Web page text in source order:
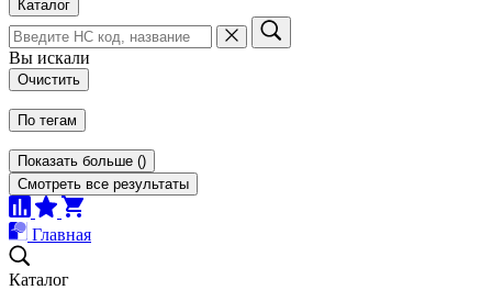
Каталог
Вы искали
Очистить
По тегам
Показать больше ()
Смотреть все результаты
Главная
Каталог